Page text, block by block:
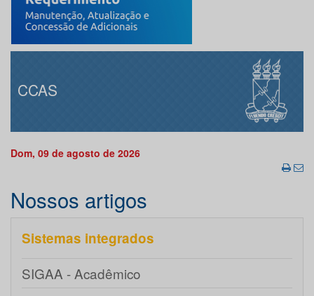
CCAS
Dom, 09 de agosto de 2026
Nossos artigos
Sistemas integrados
SIGAA - Acadêmico